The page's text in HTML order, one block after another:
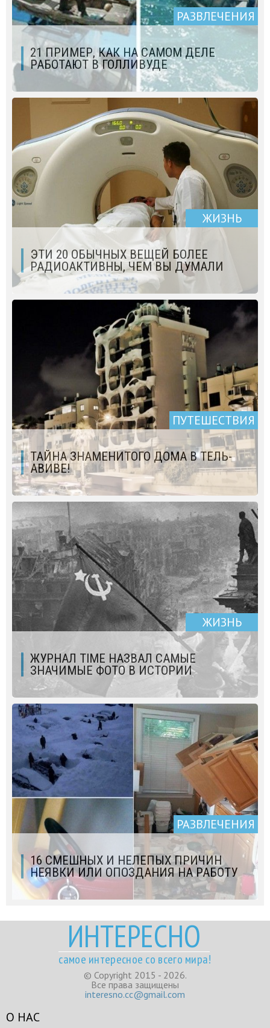
РАЗВЛЕЧЕНИЯ
21 ПРИМЕР, КАК НА САМОМ ДЕЛЕ
РАБОТАЮТ В ГОЛЛИВУДЕ
ЖИЗНЬ
ЭТИ 20 ОБЫЧНЫХ ВЕЩЕЙ БОЛЕЕ
РАДИОАКТИВНЫ, ЧЕМ ВЫ ДУМАЛИ
ПУТЕШЕСТВИЯ
ТАЙНА ЗНАМЕНИТОГО ДОМА В ТЕЛЬ-
АВИВЕ!
ЖИЗНЬ
ЖУРНАЛ TIME НАЗВАЛ САМЫЕ
ЗНАЧИМЫЕ ФОТО В ИСТОРИИ
РАЗВЛЕЧЕНИЯ
16 СМЕШНЫХ И НЕЛЕПЫХ ПРИЧИН
НЕЯВКИ ИЛИ ОПОЗДАНИЯ НА РАБОТУ
ИНТЕРЕСНО
самое интересное со всего мира!
© Copyright 2015 - 2026.
Все права защищены
interesno.cc@gmail.com
О НАС